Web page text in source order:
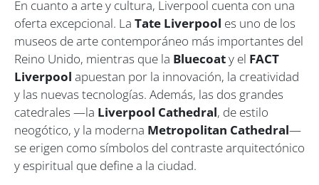
En cuanto a arte y cultura, Liverpool cuenta con una
oferta excepcional. La Tate Liverpool es uno de los
museos de arte contemporáneo más importantes del
Reino Unido, mientras que la Bluecoaty el FACT
Liverpool apuestan por la innovación, la creatividad
y las nuevas tecnologías. Además, las dos grandes
catedrales —la Liverpool Cathedral, de estilo
neogótico, y la moderna Metropolitan Cathedral—
se erigen como símbolos del contraste arquitectónico
y espiritual que define a la ciudad.